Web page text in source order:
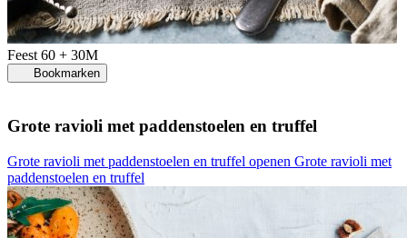
Feest 60 + 30M
Bookmarken
Grote ravioli met paddenstoelen en truffel
Grote ravioli met paddenstoelen en truffel openen Grote ravioli met
paddenstoelen en truffel